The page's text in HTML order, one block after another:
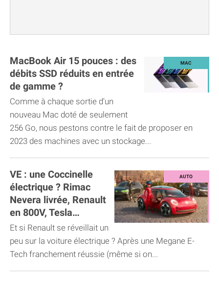
MacBook Air 15 pouces : des
débits SSD réduits en entrée
de gamme ?
Comme à chaque sortie d'un
nouveau Mac doté de seulement
256 Go, nous pestons contre le fait de proposer en
2023 des machines avec un stockage...
VE : une Coccinelle
électrique ? Rimac
Nevera livrée, Renault
en 800V, Tesla
Hardware 4...
Et si Renault se réveillait un
peu sur la voiture électrique ? Après une Megane E-
Tech franchement réussie (même si on...